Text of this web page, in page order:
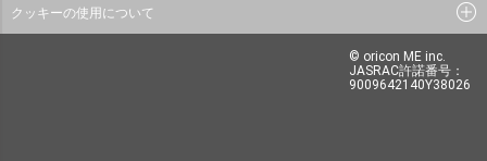
クッキーの使用について
© oricon ME inc.
JASRAC許諾番号：
9009642140Y38026